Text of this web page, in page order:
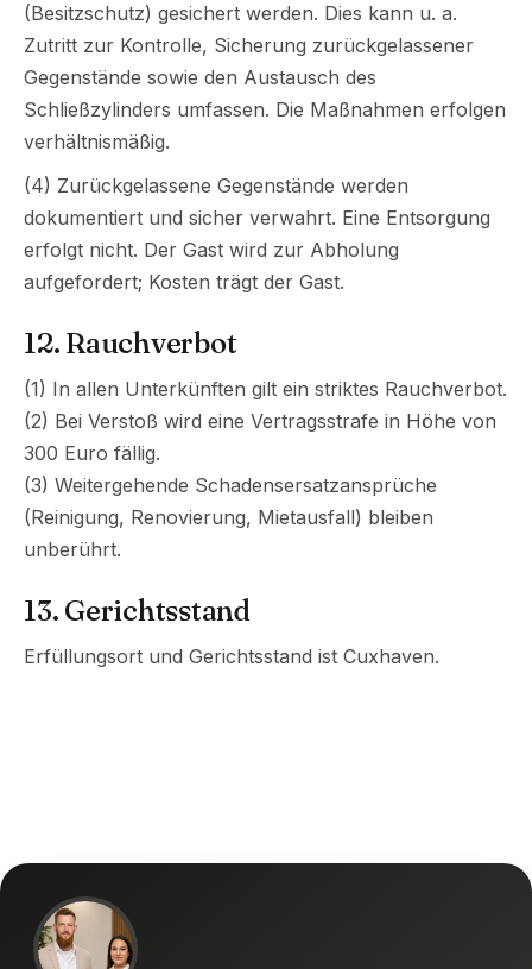
(Besitzschutz) gesichert werden. Dies kann u. a.
Zutritt zur Kontrolle, Sicherung zurückgelassener
Gegenstände sowie den Austausch des
Schließzylinders umfassen. Die Maßnahmen erfolgen
verhältnismäßig.
(4) Zurückgelassene Gegenstände werden
dokumentiert und sicher verwahrt. Eine Entsorgung
erfolgt nicht. Der Gast wird zur Abholung
aufgefordert; Kosten trägt der Gast.
12. Rauchverbot
(1) In allen Unterkünften gilt ein striktes Rauchverbot.
(2) Bei Verstoß wird eine Vertragsstrafe in Höhe von
300 Euro fällig.
(3) Weitergehende Schadensersatzansprüche
(Reinigung, Renovierung, Mietausfall) bleiben
unberührt.
13. Gerichtsstand
Erfüllungsort und Gerichtsstand ist Cuxhaven.